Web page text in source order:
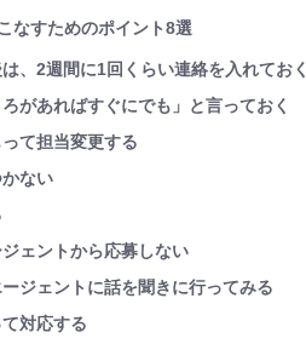
なすためのポイント8選
、2週間に1回くらい連絡を入れておく
があればすぐにでも」と言っておく
て担当変更する
ない
ェントから応募しない
ジェントに話を聞きに行ってみる
対応する